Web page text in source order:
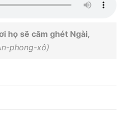
họ sẽ căm ghét Ngài,
phong-xô)